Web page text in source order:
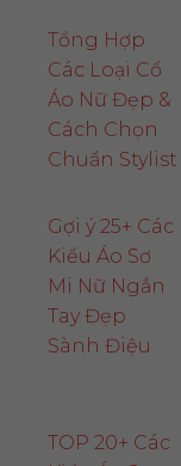
Tổng Hợp
Các Loại Cổ
Áo Nữ Đẹp &
Cách Chọn
Chuẩn Stylist
Gợi ý 25+ Các
Kiểu Áo Sơ
Mi Nữ Ngắn
Tay Đẹp
Sành Điệu
TOP 20+ Các